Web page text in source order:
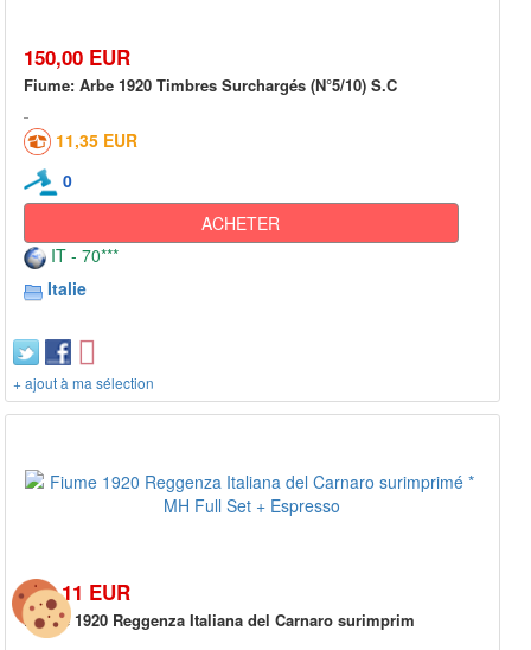
150,00 EUR
Fiume: Arbe 1920 Timbres Surchargés (N°5/10) S.C
11,35 EUR
0
ACHETER
IT - 70***
Italie
+ ajout à ma sélection
768,11 EUR
Fiume 1920 Reggenza Italiana del Carnaro surimprim